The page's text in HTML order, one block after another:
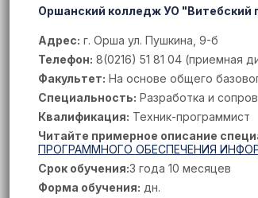
Оршанский колледж УО "Витебский
Адрес: г. Орша ул. Пушкина, 9-б
Телефон: 8(0216) 51 81 04 (приемная
Факультет: На основе общего
Специальность: Разработка и
Квалификация: Техник-программист
Читайте примерное описание
ПРОГРАММНОГО ОБЕСПЕЧЕНИЯ
Срок обучения:3 года 10 месяцев
Форма обучения: дн.